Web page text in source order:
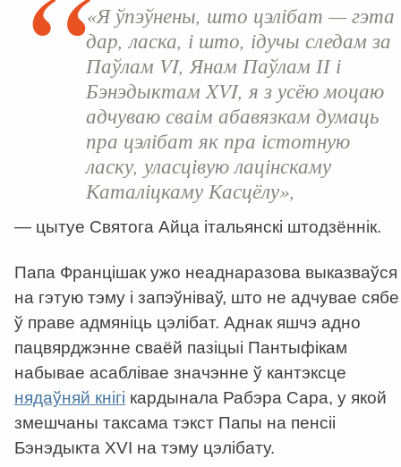
«Я ўпэўнены, што цэлібат — гэта
дар, ласка, і што, ідучы следам за
Паўлам VI, Янам Паўлам ІІ і
Бэнэдыктам XVI, я з усёю моцаю
адчуваю сваім абавязкам думаць
пра цэлібат як пра істотную
ласку, уласцівую лацінскаму
Каталіцкаму Касцёлу»,
— цытуе Святога Айца італьянскі штодзённік.
Папа Францішак ужо неаднаразова выказваўся
на гэтую тэму і запэўніваў, што не адчувае сябе
ў праве адмяніць цэлібат. Аднак яшчэ адно
пацвярджэнне сваёй пазіцыі Пантыфікам
набывае асаблівае значэнне ў кантэксце
нядаўняй кнігі кардынала Рабэра Сара, у якой
змешчаны таксама тэкст Папы на пенсіі
Бэнэдыкта XVI на тэму цэлібату.